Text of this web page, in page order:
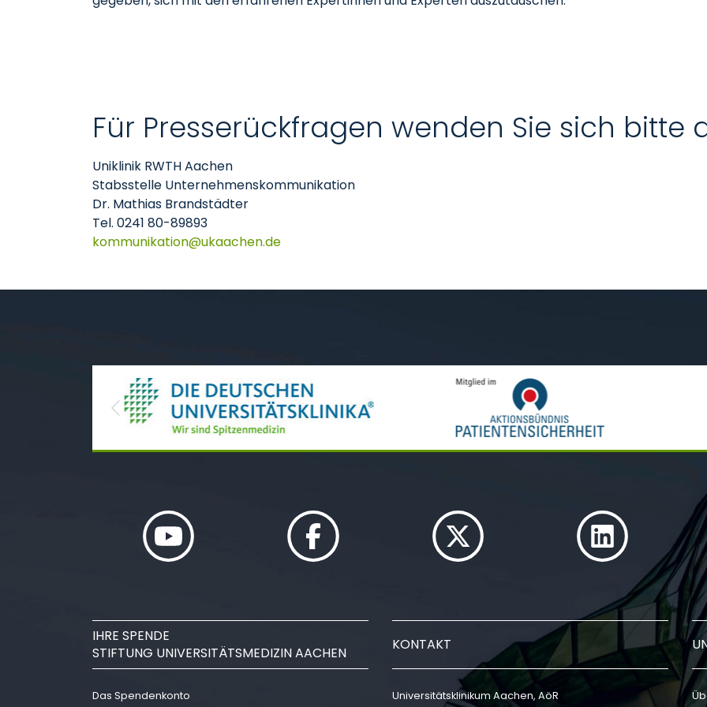
Für Presserückfragen wenden Sie sich bitte
Uniklinik RWTH Aachen
Stabsstelle Unternehmenskommunikation
Dr. Mathias Brandstädter
Tel. 0241 80-89893
kommunikation
ukaachende
Previous
IHRE SPENDE
STIFTUNG UNIVERSITÄTSMEDIZIN AACHEN
Das Spendenkonto
KONTAKT
Universitätsklinikum Aachen, AöR